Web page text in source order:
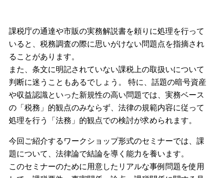
課税庁の通達や市販の実務解説書を頼りに処理を行って
いると、税務調査の際に思いがけない問題点を指摘され
ることがあります。
また、条文に明記されていない課税上の取扱いについて
判断に迷うこともあるでしょう。 特に、話題の暗号資産
や収益認識といった新規性の高い問題では、実務ベース
の「税務」的観点のみならず、法律の規範内容に従って
処理を行う「法務」的観点での検討が求められます。
今回ご紹介するワークショップ形式のセミナーでは、課
題について、法律論で結論を導く能力を養います。
このセミナーのために用意したリアルな事例問題を使用